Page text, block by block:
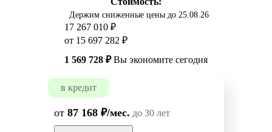
Держим сниженные цены до 25.08.26
17 267 010 ₽
от 15 697 282 ₽
1 569 728 ₽Вы экономите сегодня
в кредит
от 87 168 ₽/мес. до 30 лет